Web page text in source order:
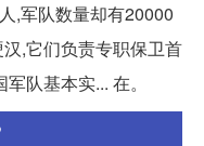
,军队数量却有20000
,它们负责专职保卫首
队基本实... 在。